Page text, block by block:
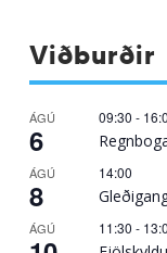
Viðburðir
ÁGÚ
6
09:30 -
ÁGÚ
8
14:00
ÁGÚ 11:30 -